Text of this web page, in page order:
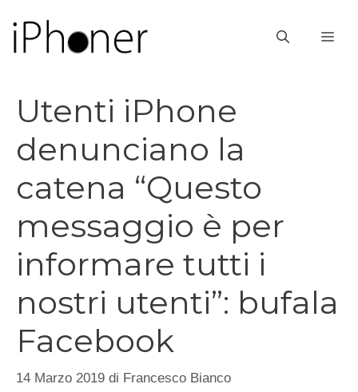
contenuto
Utenti iPhone
denunciano la
catena “Questo
messaggio è per
informare tutti i
nostri utenti”: bufala
Facebook
14 Marzo 2019 di Francesco Bianco